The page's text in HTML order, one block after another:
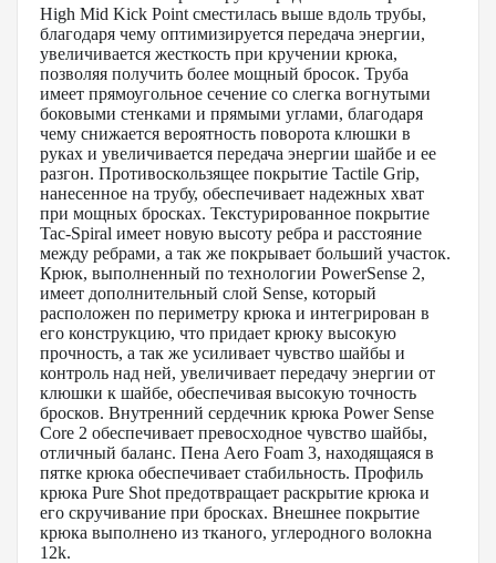
High Mid Kick Point сместилась выше вдоль трубы,
благодаря чему оптимизируется передача энергии,
увеличивается жесткость при кручении крюка,
позволяя получить более мощный бросок. Труба
имеет прямоугольное сечение со слегка вогнутыми
боковыми стенками и прямыми углами, благодаря
чему снижается вероятность поворота клюшки в
руках и увеличивается передача энергии шайбе и ее
разгон. Противоскользящее покрытие Tactile Grip,
нанесенное на трубу, обеспечивает надежных хват
при мощных бросках. Текстурированное покрытие
Tac-Spiral имеет новую высоту ребра и расстояние
между ребрами, а так же покрывает больший участок.
Крюк, выполненный по технологии PowerSense 2,
имеет дополнительный слой Sense, который
расположен по периметру крюка и интегрирован в
его конструкцию, что придает крюку высокую
прочность, а так же усиливает чувство шайбы и
контроль над ней, увеличивает передачу энергии от
клюшки к шайбе, обеспечивая высокую точность
бросков. Внутренний сердечник крюка Power Sense
Core 2 обеспечивает превосходное чувство шайбы,
отличный баланс. Пена Aero Foam 3, находящаяся в
пятке крюка обеспечивает стабильность. Профиль
крюка Pure Shot предотвращает раскрытие крюка и
его скручивание при бросках. Внешнее покрытие
крюка выполнено из тканого, углеродного волокна
12k.